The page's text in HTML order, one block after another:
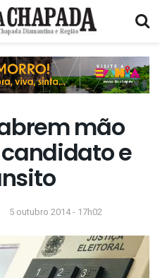
mão
e
5 outubro 2014 - 17h02